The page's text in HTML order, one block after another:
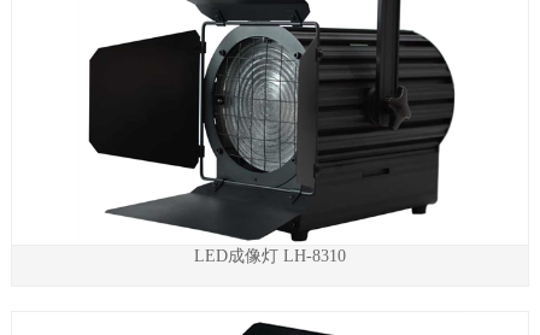
LED成像灯 LH-8310